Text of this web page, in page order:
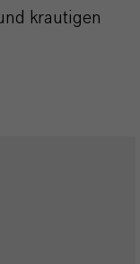
krautigen